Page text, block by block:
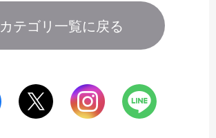
カテゴリ一覧に戻る